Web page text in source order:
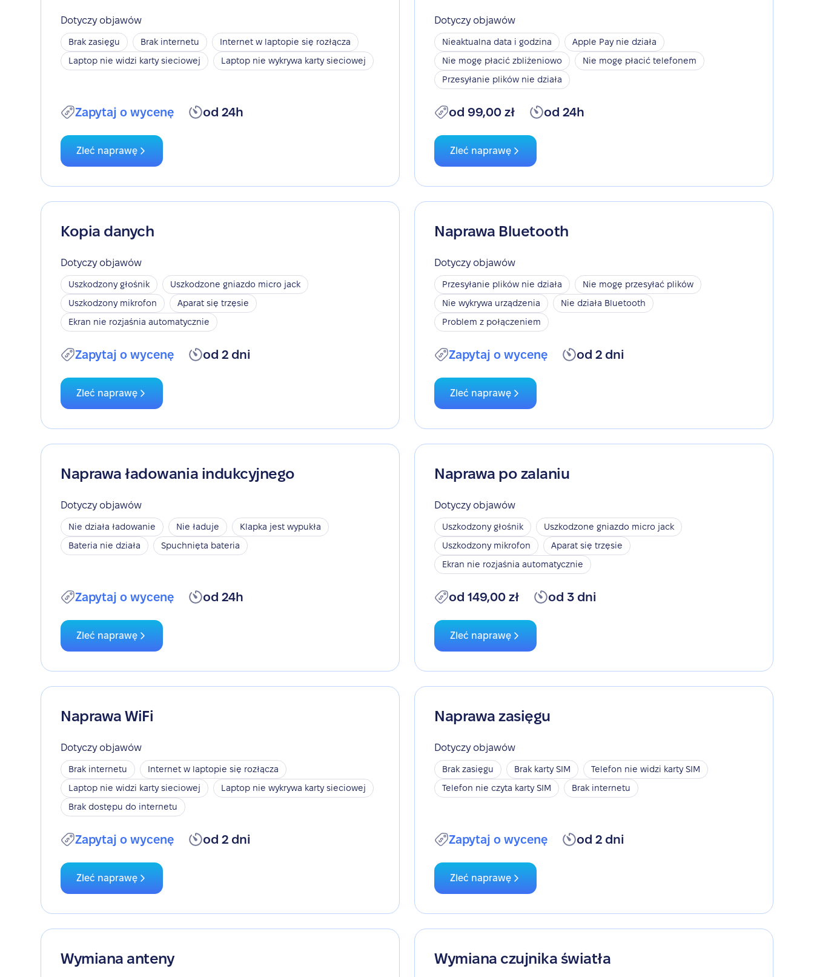
Dotyczy objawów
Brak zasięgu Brak internetu
Internet w laptopie się rozłącza
Laptop nie widzi karty sieciowej
Laptop nie wykrywa karty sieciowej
Zapytaj o wycenę od 24h
Zleć naprawę
Dotyczy objawów
Nieaktualna data i godzina
Apple Pay nie działa
Nie mogę płacić zbliżeniowo
Nie mogę płacić telefonem
Przesyłanie plików nie działa
od 99,00 zł od 24h
Zleć naprawę
Kopia danych
Dotyczy objawów
Uszkodzony głośnik
Uszkodzone gniazdo micro jack
Uszkodzony mikrofon
Aparat się trzęsie
Ekran nie rozjaśnia automatycznie
Zapytaj o wycenę od 2 dni
Zleć naprawę
Naprawa Bluetooth
Dotyczy objawów
Przesyłanie plików nie działa
Nie mogę przesyłać plików
Nie wykrywa urządzenia
Nie działa Bluetooth
Problem z połączeniem
Zapytaj o wycenę od 2 dni
Zleć naprawę
Naprawa ładowania indukcyjnego
Dotyczy objawów
Nie działa ładowanie Nie ładuje
Klapka jest wypukła
Bateria nie działa
Spuchnięta bateria
Zapytaj o wycenę od 24h
Zleć naprawę
Naprawa po zalaniu
Dotyczy objawów
Uszkodzony głośnik
Uszkodzone gniazdo micro jack
Uszkodzony mikrofon
Aparat się trzęsie
Ekran nie rozjaśnia automatycznie
od 149,00 zł od 3 dni
Zleć naprawę
Naprawa WiFi
Dotyczy objawów
Brak internetu
Internet w laptopie się rozłącza
Laptop nie widzi karty sieciowej
Laptop nie wykrywa karty sieciowej
Brak dostępu do internetu
Zapytaj o wycenę od 2 dni
Zleć naprawę
Naprawa zasięgu
Dotyczy objawów
Brak zasięgu Brak karty SIM
Telefon nie widzi karty SIM
Telefon nie czyta karty SIM
Brak internetu
Zapytaj o wycenę od 2 dni
Zleć naprawę
Wymiana anteny Wymiana czujnika światła